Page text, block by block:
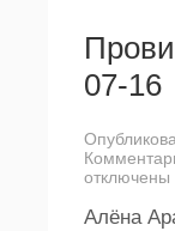
07-16
отключены
Алёна